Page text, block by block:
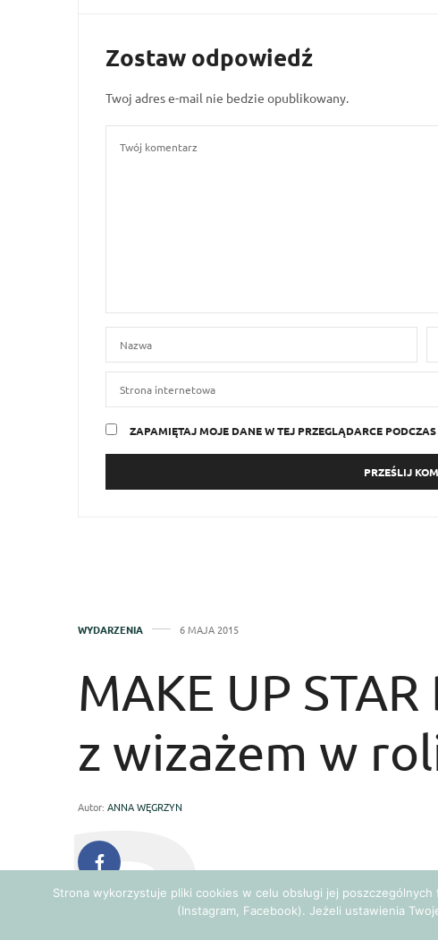
Zostaw odpowiedź
Twoj adres e-mail nie bedzie opublikowany.
ZAPAMIĘTAJ MOJE DANE W TEJ PRZEGLĄDARCE
WYDARZENIA 6 MAJA 2015
MAKE UP
z wizażem w
Autor: ANNA WĘGRZYN
Pokazy makijażu, spotkania z
charakteryzatorów, konkurs – to tylko
Otwartego Szkoły Wizażu i
Strona wykorzystuje pliki cookies w celu obsługi jej
(Instagram, Facebook). Jeżeli ustawienia